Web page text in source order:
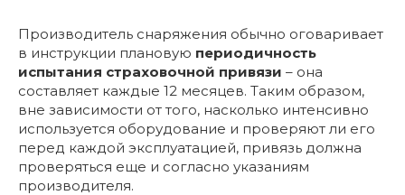
Производитель снаряжения обычно оговаривает
в инструкции плановую периодичность
испытания страховочной привязи – она
составляет каждые 12 месяцев. Таким образом,
вне зависимости от того, насколько интенсивно
используется оборудование и проверяют ли его
перед каждой эксплуатацией, привязь должна
проверяться еще и согласно указаниям
производителя.